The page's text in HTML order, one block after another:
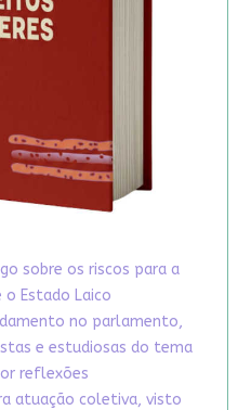
sobre os riscos para a
o Estado Laico
no parlamento,
e estudiosas do tema
reflexões
atuação coletiva, visto